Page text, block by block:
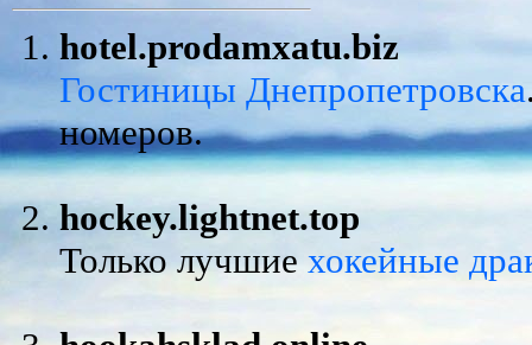
hotel.prodamxatu.biz
Гостиницы Днепропетровска
номеров.
hockey.lightnet.top
Только лучшиехокейные